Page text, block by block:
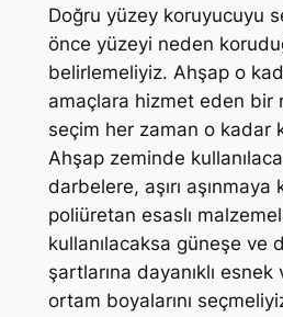
Doğru yüzey koruyucuyu
önce yüzeyi neden
belirlemeliyiz. Ahşap o
amaçlara hizmet eden bir
seçim her zaman o kadar
Ahşap zeminde
darbelere, aşırı aşınmaya
poliüretan esaslı
kullanılacaksa güneşe ve
şartlarına dayanıklı
ortam boyalarını